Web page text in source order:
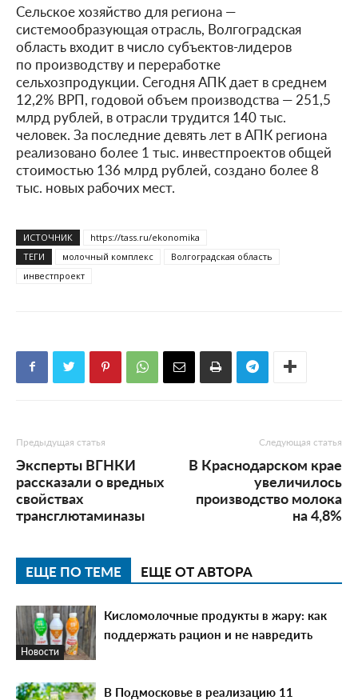
Сельское хозяйство для региона —
системообразующая отрасль, Волгоградская
область входит в число субъектов-лидеров
по производству и переработке
сельхозпродукции. Сегодня АПК дает в среднем
12,2% ВРП, годовой объем производства — 251,5
млрд рублей, в отрасли трудится 140 тыс.
человек. За последние девять лет в АПК региона
реализовано более 1 тыс. инвестпроектов общей
стоимостью 136 млрд рублей, создано более 8
тыс. новых рабочих мест.
ИСТОЧНИК
https://tass.ru/ekonomika
ТЕГИ
молочный комплекс
Волгоградская область
инвестпроект
Предыдущая статья
Эксперты ВГНКИ
рассказали о вредных
свойствах
трансглютаминазы
Следующая статья
В Краснодарском крае
увеличилось
производство молока
на 4,8%
ЕЩЕ ПО ТЕМЕ ЕЩЕ ОТ АВТОРА
Новости
Кисломолочные продукты в жару: как
поддержать рацион и не навредить
В Подмосковье в реализацию 11